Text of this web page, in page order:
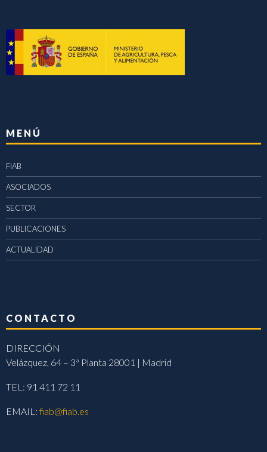
MENÚ
FIAB
ASOCIADOS
SECTOR
PUBLICACIONES
ACTUALIDAD
CONTACTO
DIRECCIÓN
Velázquez, 64 – 3ª Planta 28001 | Madrid
TEL: 91 411 72 11
EMAIL:fiab@fiab.es